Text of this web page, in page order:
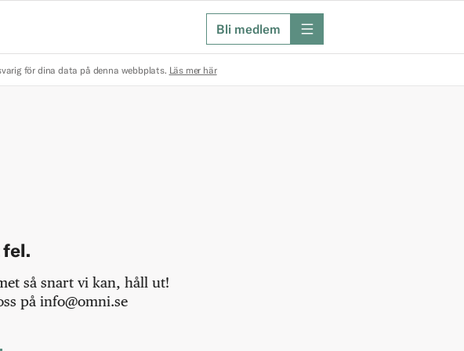
Bli medlem meny
för dina data på denna webbplats. Läs mer här
så snart vi kan, håll ut!
på info@omni.se